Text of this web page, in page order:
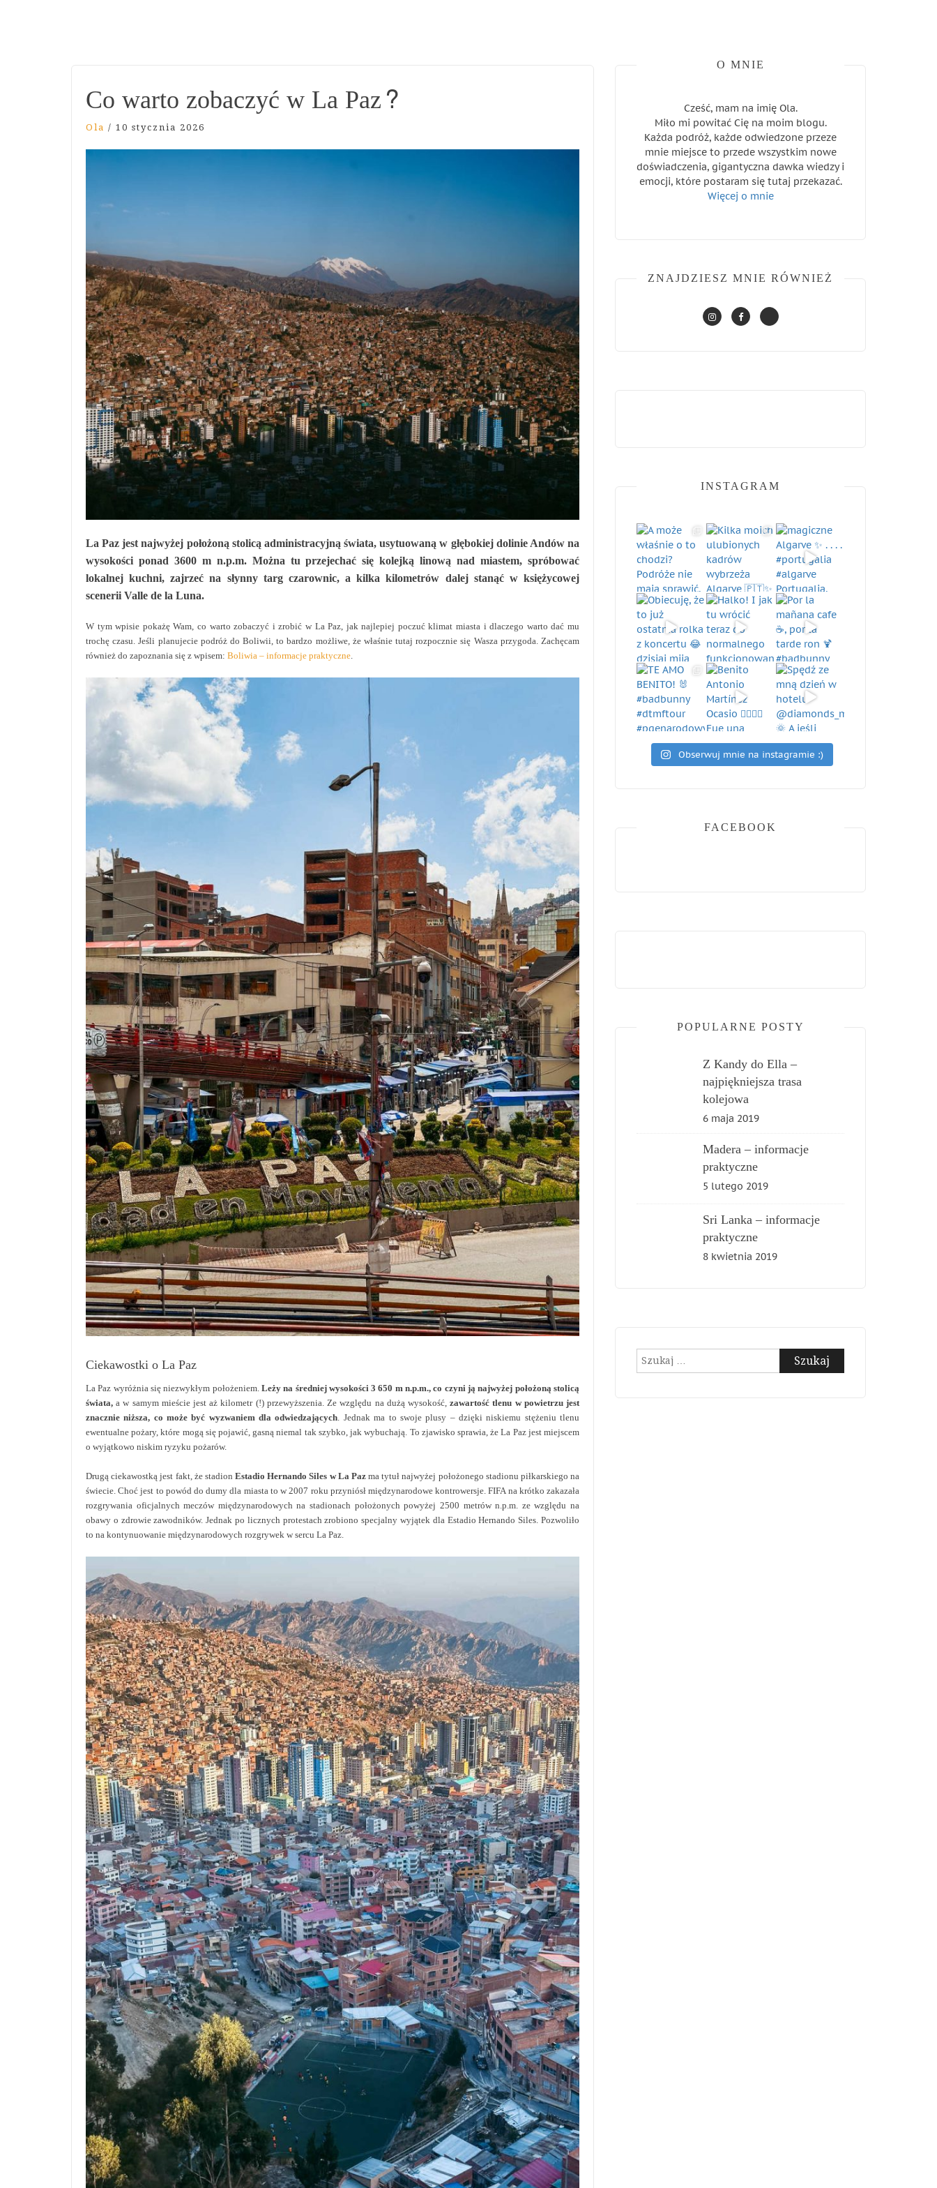
Co warto zobaczyć w La Paz?
Ola / 10 stycznia 2026
La Paz jest najwyżej położoną stolicą administracyjną świata, usytuowaną w głębokiej dolinie Andów na
wysokości ponad 3600 m n.p.m. Można tu przejechać się kolejką linową nad miastem, spróbować
lokalnej kuchni, zajrzeć na słynny targ czarownic, a kilka kilometrów dalej stanąć w księżycowej
scenerii Valle de la Luna.
W tym wpisie pokażę Wam, co warto zobaczyć i zrobić w La Paz, jak najlepiej poczuć klimat miasta i dlaczego warto dać mu
trochę czasu. Jeśli planujecie podróż do Boliwii, to bardzo możliwe, że właśnie tutaj rozpocznie się Wasza przygoda. Zachęcam
również do zapoznania się z wpisem: Boliwia – informacje praktyczne
Ciekawostki o La Paz
La Paz wyróżnia się niezwykłym położeniem. Leży na średniej wysokości 3 650 m n.p.m., co czyni ją najwyżej położoną stolicą
świata,a w samym mieście jest aż kilometr (!) przewyższenia. Ze względu na dużą wysokość,zawartość tlenu w powietrzu jest
znacznie niższa, co może być wyzwaniem dla odwiedzających . Jednak ma to swoje plusy – dzięki niskiemu stężeniu tlenu
ewentualne pożary, które mogą się pojawić, gasną niemal tak szybko, jak wybuchają. To zjawisko sprawia, że La Paz jest miejscem
o wyjątkowo niskim ryzyku pożarów.
Drugą ciekawostką jest fakt, że stadion Estadio Hernando Siles w La Pazma tytuł najwyżej położonego stadionu piłkarskiego na
świecie. Choć jest to powód do dumy dla miasta to w 2007 roku przyniósł międzynarodowe kontrowersje. FIFA na krótko zakazała
rozgrywania oficjalnych meczów międzynarodowych na stadionach położonych powyżej 2500 metrów n.p.m. ze względu na
obawy o zdrowie zawodników. Jednak po licznych protestach zrobiono specjalny wyjątek dla Estadio Hernando Siles. Pozwoliło
to na kontynuowanie międzynarodowych rozgrywek w sercu La Paz.
O MNIE
Cześć, mam na imię Ola.
Miło mi powitać Cię na moim blogu.
Każda podróż, każde odwiedzone przeze
mnie miejsce to przede wszystkim nowe
doświadczenia, gigantyczna dawka wiedzy i
emocji, które postaram się tutaj przekazać.
Więcej o mnie
ZNAJDZIESZ MNIE RÓWNIEŻ
INSTAGRAM
Obserwuj mnie na instagramie :)
FACEBOOK
POPULARNE POSTY
Z Kandy do Ella –
najpiękniejsza trasa
kolejowa
6 maja 2019
Madera – informacje
praktyczne
5 lutego 2019
Sri Lanka – informacje
praktyczne
8 kwietnia 2019
Szukaj: